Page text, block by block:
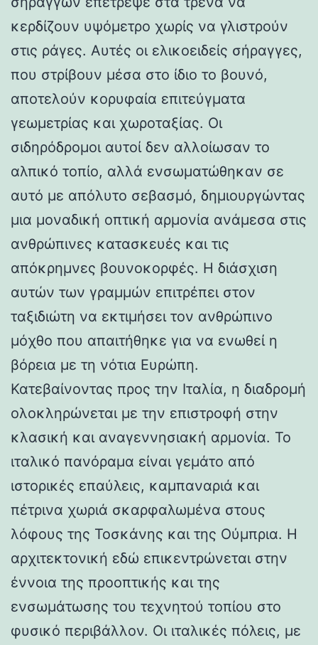
κερδίζουν υψόμετρο χωρίς να γλιστρούν
στις ράγες. Αυτές οι ελικοειδείς σήραγγες,
που στρίβουν μέσα στο ίδιο το βουνό,
αποτελούν κορυφαία επιτεύγματα
γεωμετρίας και χωροταξίας. Οι
σιδηρόδρομοι αυτοί δεν αλλοίωσαν το
αλπικό τοπίο, αλλά ενσωματώθηκαν σε
αυτό με απόλυτο σεβασμό, δημιουργώντας
μια μοναδική οπτική αρμονία ανάμεσα στις
ανθρώπινες κατασκευές και τις
απόκρημνες βουνοκορφές. Η διάσχιση
αυτών των γραμμών επιτρέπει στον
ταξιδιώτη να εκτιμήσει τον ανθρώπινο
μόχθο που απαιτήθηκε για να ενωθεί η
βόρεια με τη νότια Ευρώπη.
Κατεβαίνοντας προς την Ιταλία, η διαδρομή
ολοκληρώνεται με την επιστροφή στην
κλασική και αναγεννησιακή αρμονία. Το
ιταλικό πανόραμα είναι γεμάτο από
ιστορικές επαύλεις, καμπαναριά και
πέτρινα χωριά σκαρφαλωμένα στους
λόφους της Τοσκάνης και της Ούμπρια. Η
αρχιτεκτονική εδώ επικεντρώνεται στην
έννοια της προοπτικής και της
ενσωμάτωσης του τεχνητού τοπίου στο
φυσικό περιβάλλον. Οι ιταλικές πόλεις, με